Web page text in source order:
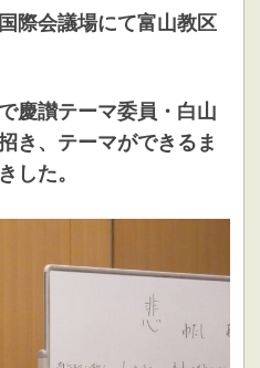
際会議場にて富山教区
慶讃テーマ委員・白山
き、テーマができるま
した。